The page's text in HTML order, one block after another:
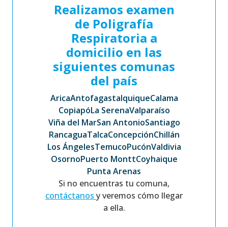
Realizamos examen
de Poligrafía
Respiratoria a
domicilio en las
siguientes comunas
del país
AricaAntofagastaIquiqueCalama
CopiapóLa SerenaValparaíso
Viña del MarSan AntonioSantiago
RancaguaTalcaConcepciónChillán
Los ÁngelesTemucoPucónValdivia
OsornoPuerto MonttCoyhaique
Punta Arenas
Si no encuentras tu comuna,
contáctanos y veremos cómo llegar
a ella.